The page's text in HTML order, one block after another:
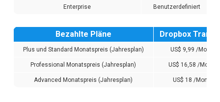
Enterprise Benutzerdefiniert
Bezahlte Pläne Dropbox
Plus und Standard Monatspreis (Jahresplan) US$ 9,99 /Monat
Professional Monatspreis (Jahresplan) US$ 16,58 /Monat
Advanced Monatspreis (Jahresplan) US$ 18 /Monat